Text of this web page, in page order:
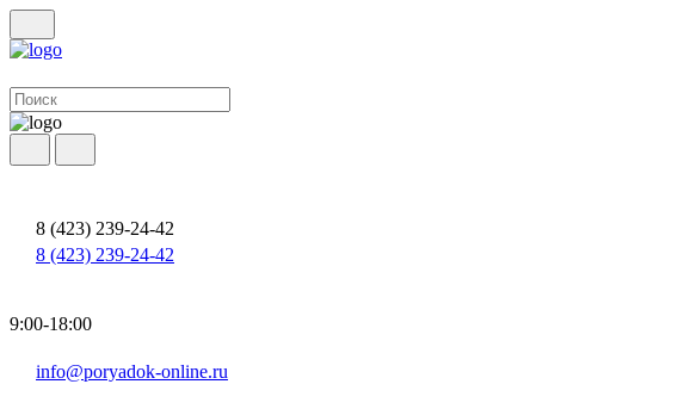
8 (423) 239-24-42
8 (423) 239-24-42
9:00-18:00
info@poryadok-online.ru